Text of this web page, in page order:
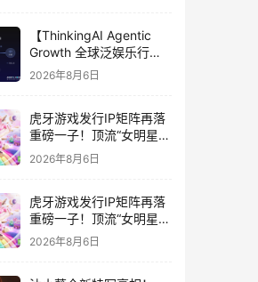
【ThinkingAI Agentic
Growth 全球泛娱乐行业
峰会】Agent 时代，人到
2026年8月6日
虎牙游戏发行IP矩阵再落
重磅一子！顶流“女明星”
ZANMANG LOOPY 正版
3D消除手游《消消奇遇》
2026年8月6日
虎牙游戏发行IP矩阵再落
重磅一子！顶流“女明星”
ZANMANG LOOPY 正版
2026年8月6日